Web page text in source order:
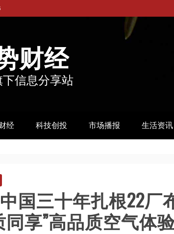
财经
信息分享站
经 科技创投 市场播报 生活资讯
国三十年扎根22厂
同享”高品质空气体